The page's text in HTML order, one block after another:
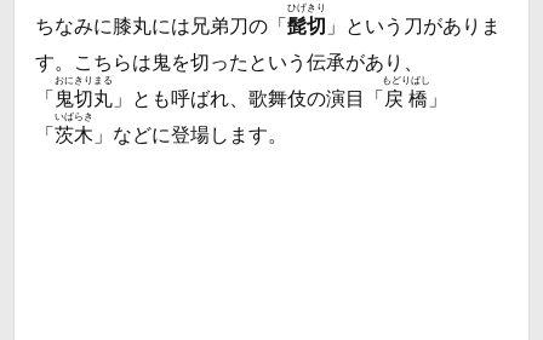
ちなみに膝丸には兄弟刀の「髭切
ひげきり
」という刀がありま
す。こちらは鬼を切ったという伝承があり、
「鬼切丸
おにきりまる
」とも呼ばれ、歌舞伎の演目「戻橋
もどりばし
」
「茨木
いばらき
」などに登場します。